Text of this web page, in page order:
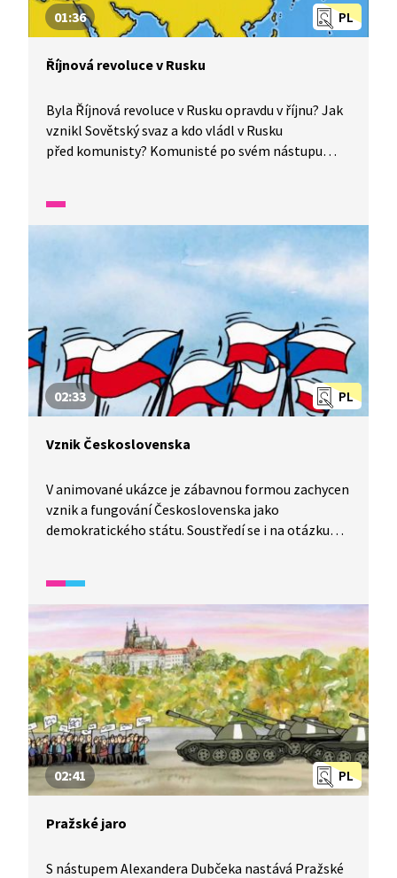
PL
01:36
Říjnová revoluce v Rusku
Byla Říjnová revoluce v Rusku opravdu v říjnu? Jak
vznikl Sovětský svaz a kdo vládl v Rusku
před komunisty? Komunisté po svém nástupu
jednoduchá, neměli práci a trpěli hlady. Komunisté
lidem slibovali, že se budou mít mnohem lépe
a zavraždili celou carskou rodinu. V Sovětském
svazu se situace ale moc nelepšila a přišel
PL
02:33
Vznik Československa
V animované ukázce je zábavnou formou zachycen
vznik a fungování Československa jako
demokratického státu. Soustředí se i na otázku
PL
02:41
Pražské jaro
S nástupem Alexandera Dubčeka nastává Pražské